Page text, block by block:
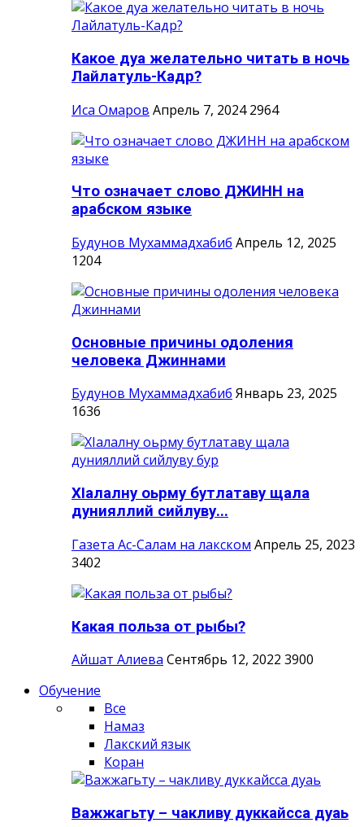
Какое дуа желательно читать в ночь
Лайлатуль-Кадр?
Иса Омаров Апрель 7, 2024 2964
Что означает слово ДЖИНН на
арабском языке
Будунов Мухаммадхабиб Апрель 12, 2025
1204
Основные причины одоления
человека Джиннами
Будунов Мухаммадхабиб Январь 23, 2025
1636
ХIалалну оьрму бутлатаву щала
дунияллий сийлуву...
Газета Ас-Салам на лакском Апрель 25, 2023
3402
Какая польза от рыбы?
Айшат Алиева Сентябрь 12, 2022 3900
Обучение
Все
Намаз
Лакский язык
Коран
Важжагьту – чакливу дуккайсса дуаь